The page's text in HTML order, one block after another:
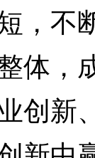
，不
体，
创新